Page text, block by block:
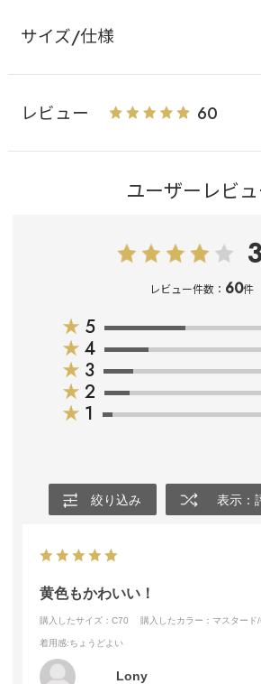
サイズ/仕様
レビュー 60
ユーザーレビ
レビュー件数： 60件
★ 5
★ 4
★ 3
★ 2
★ 1
絞り込み 表示：
黄色もかわいい！
購入したサイズ：C70 購入したカラー：マスタード/
着用感:ちょうどよい
Lony